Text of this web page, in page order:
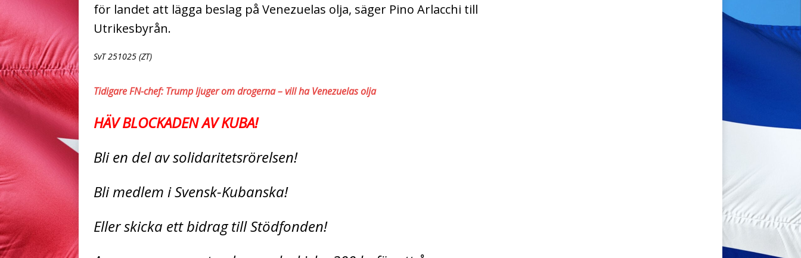
för landet att lägga beslag på Venezuelas olja, säger Pino Arlacchi till
Utrikesbyrån.
SvT 251025 (ZT)
Tidigare FN-chef: Trump ljuger om drogerna – vill ha Venezuelas olja
HÄV BLOCKADEN AV KUBA!
Bli en del av solidaritetsrörelsen!
Bli medlem i Svensk-Kubanska!
Eller skicka ett bidrag till Stödfonden!